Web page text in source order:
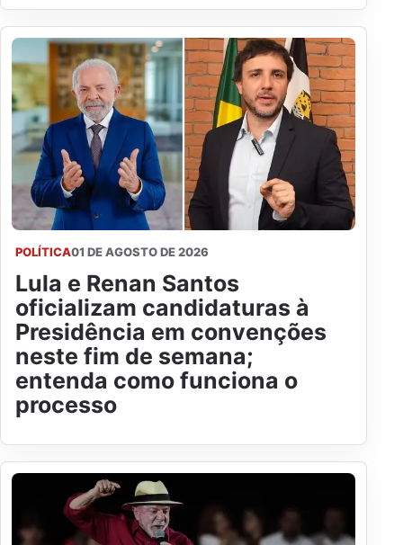
POLÍTICA01 DE AGOSTO DE 2026
Lula e Renan Santos
oficializam candidaturas à
Presidência em convenções
neste fim de semana;
entenda como funciona o
processo